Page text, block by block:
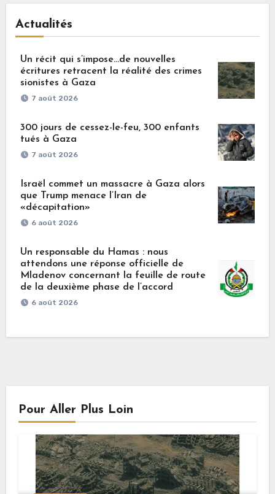
Actualités
Un récit qui s’impose…de nouvelles
écritures retracent la réalité des crimes
sionistes à Gaza
7 août 2026
300 jours de cessez-le-feu, 300 enfants
tués à Gaza
7 août 2026
Israël commet un massacre à Gaza alors
que Trump menace l’Iran de
«décapitation»
6 août 2026
Un responsable du Hamas : nous
attendons une réponse officielle de
Mladenov concernant la feuille de route
de la deuxième phase de l’accord
6 août 2026
Pour Aller Plus Loin